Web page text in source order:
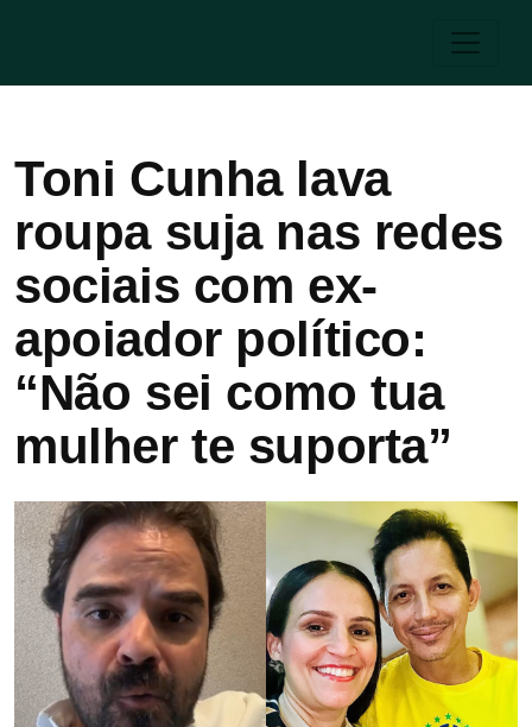
Toni Cunha lava
roupa suja nas redes
sociais com ex-
apoiador político:
“Não sei como tua
mulher te suporta”